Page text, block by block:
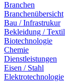
Branchen
Branchenübersicht
Bau / Infrastrukur
Bekleidung / Textil
Biotechnologie
Chemie
Dienstleistungen
Eisen / Stahl
Elektrotechnologie